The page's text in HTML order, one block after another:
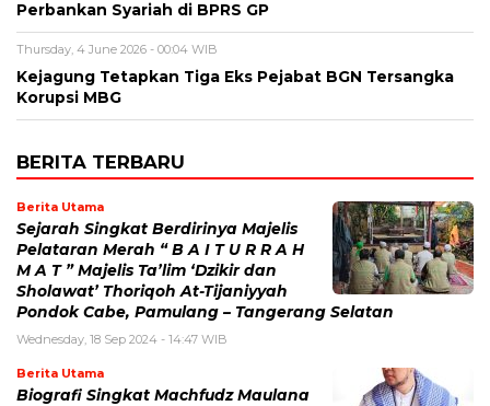
Perbankan Syariah di BPRS GP
Thursday, 4 June 2026 - 00:04 WIB
Kejagung Tetapkan Tiga Eks Pejabat BGN Tersangka
Korupsi MBG
BERITA TERBARU
Berita Utama
Sejarah Singkat Berdirinya Majelis
Pelataran Merah “ B A I T U R R A H
M A T ” Majelis Ta’lim ‘Dzikir dan
Sholawat’ Thoriqoh At-Tijaniyyah
Pondok Cabe, Pamulang – Tangerang Selatan
Wednesday, 18 Sep 2024 - 14:47 WIB
Berita Utama
Biografi Singkat Machfudz Maulana